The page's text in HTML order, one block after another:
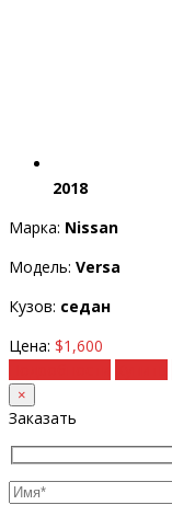
2018
Марка: Nissan
Модель: Versa
Кузов: седан
Цена: $1,600
×
Заказать